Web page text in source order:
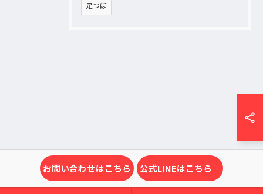
足つぼ
お問い合わせはこちら 公式LINEはこちら